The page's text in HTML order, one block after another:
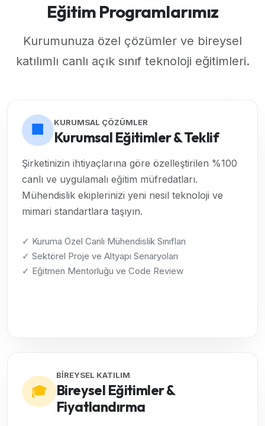
Eğitim Programlarımız
Kurumunuza özel çözümler ve bireysel
katılımlı canlı açık sınıf teknoloji eğitimleri.
🏢 KURUMSAL ÇÖZÜMLER
Kurumsal Eğitimler & Teklif
Şirketinizin ihtiyaçlarına göre özelleştirilen %100
canlı ve uygulamalı eğitim müfredatları.
Mühendislik ekiplerinizi yeni nesil teknoloji ve
mimari standartlara taşıyın.
✓ Kuruma Özel Canlı Mühendislik Sınıfları
✓ Sektörel Proje ve Altyapı Senaryoları
✓ Eğitmen Mentorluğu ve Code Review
🎓
BİREYSEL KATILIM
Bireysel Eğitimler &
Fiyatlandırma